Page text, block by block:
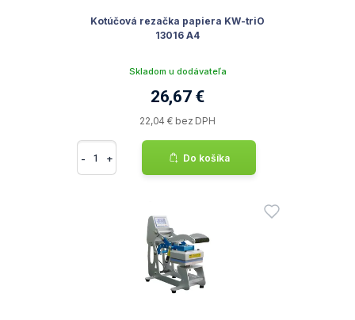
Kotúčová rezačka papiera KW-triO
13016 A4
Skladom u dodávateľa
26,67 €
22,04 € bez DPH
- + Do košíka